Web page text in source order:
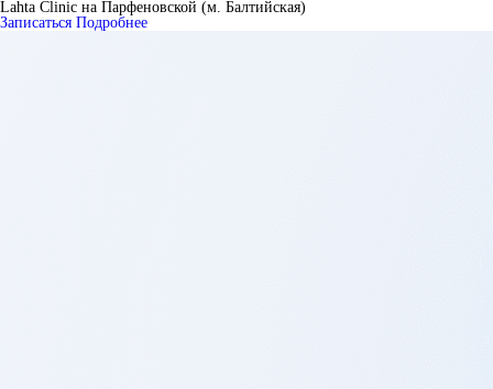
Lahta Clinic на Парфеновской (м. Балтийская)
Записаться Подробнее